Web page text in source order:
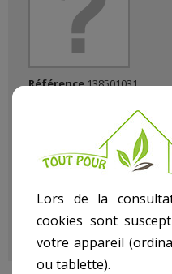
Référence138501031
Lors de la
cookies sont
votre appareil
ou tablette).